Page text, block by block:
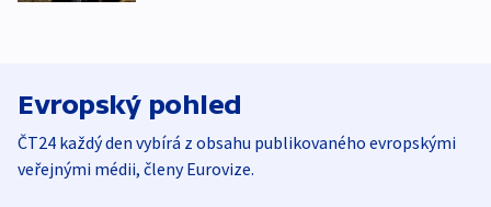
Evropský pohled
ČT24 každý den vybírá z obsahu publikovaného evropskými
veřejnými médii, členy Eurovize.